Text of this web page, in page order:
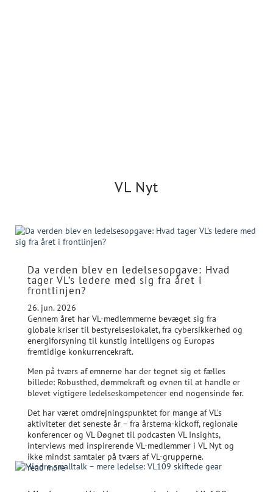
VL Nyt
Da verden blev en ledelsesopgave: Hvad
tager VL’s ledere med sig fra året i
frontlinjen?
26. jun. 2026
Gennem året har VL-medlemmerne bevæget sig fra
globale kriser til bestyrelseslokalet, fra cybersikkerhed og
energiforsyning til kunstig intelligens og Europas
fremtidige konkurrencekraft.
Men på tværs af emnerne har der tegnet sig et fælles
billede: Robusthed, dømmekraft og evnen til at handle er
blevet vigtigere ledelseskompetencer end nogensinde før.
Det har været omdrejningspunktet for mange af VL’s
aktiviteter det seneste år – fra årstema-kickoff, regionale
konferencer og VL Døgnet til podcasten VL Insights,
interviews med inspirerende VL-medlemmer i VL Nyt og
ikke mindst samtaler på tværs af VL-grupperne.
read more